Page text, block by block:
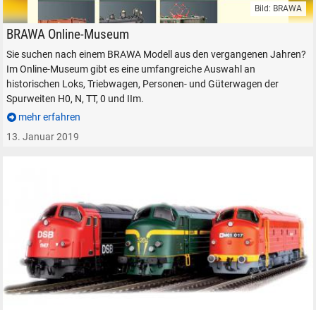
BRAWA Online-Museum
Bild: BRAWA
BRAWA Online-Museum
Sie suchen nach einem BRAWA Modell aus den vergangenen Jahren?
Im Online-Museum gibt es eine umfangreiche Auswahl an
historischen Loks, Triebwagen, Personen- und Güterwagen der
Spurweiten H0, N, TT, 0 und IIm.
mehr erfahren
13. Januar 2019